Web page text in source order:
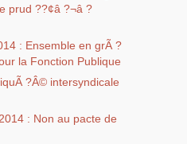
prud ??¢â ?¬â ?
: Ensemble en grÃ ?
la Fonction Publique
?Â© intersyndicale
: Non au pacte de